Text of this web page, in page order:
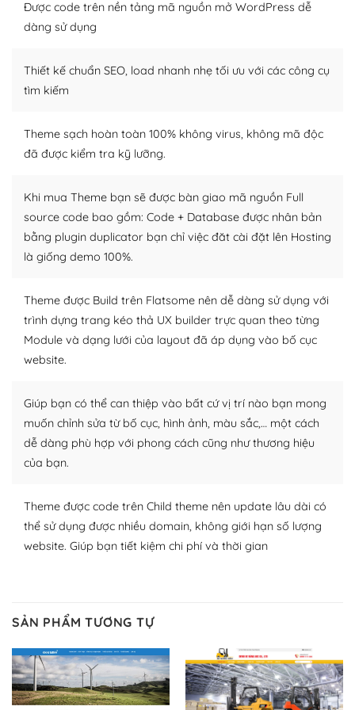
thiết kế tốt, bạn có thể tự sửa đổi. Nếu không bạn có thể
tìm kiếm chúng trên Internet hoặc nhờ chuyên gia.
– Sở hữu một cộng đồng lớn, sẵn sàng hỗ trợ
khổng lồ được kiểm duyệt bởi các nhân viên và những
người cuồng tín WordPress.
Nếu bạn gặp khó khăn, bạn có thể lên mạng và tìm
kiếm những cộng đồng WordPress, họ sẽ giúp bạn trả
lời, giải đáp vấn đề của bạn.
Cộng đồng sử dụng WordPress sẵn sàng hỗ trợ bạn
– Đa dạng plugin và themes
Plugin mở rộng là thành phần cài đặt thêm vào
WordPress để tăng thêm các tính năng cần thiết. Có
nhiều plugin trả phí hoặc miễn phí.
Nhờ lượng người dùng đông đảo, thư viện themes và
plugin của WordPress rất phong phú. Bạn có thể thỏa
thích chọn lựa plugin và themes phù hợp cho mục đích
lập website của mình.
– Dễ sử dụng
Với mọi Hosting bất kỳ thì WordPress đều có thể dễ
Và bạn có toàn quyền tự do khi quyết định nơi lưu trữ
trang web WordPress của bạn.
Dễ dàng lựa chọn Hosting cho website WordPress
Được code trên nền tảng mã nguồn mở WordPress dễ
dàng sử dụng
Thiết kế chuẩn SEO, load nhanh nhẹ tối ưu với các công cụ
tìm kiếm
Theme sạch hoàn toàn 100% không virus, không mã độc
đã được kiểm tra kỹ lưỡng.
Khi mua Theme bạn sẽ được bàn giao mã nguồn Full
source code bao gồm: Code + Database được nhân bản
bằng plugin duplicator bạn chỉ việc đăt cài đặt lên Hosting
là giống demo 100%.
Theme được Build trên Flatsome nên dễ dàng sử dụng với
trình dựng trang kéo thả UX builder trực quan theo từng
Module và dạng lưới của layout đã áp dụng vào bố cục
website.
Giúp bạn có thể can thiệp vào bất cứ vị trí nào bạn mong
muốn chỉnh sửa từ bố cục, hình ảnh, màu sắc,… một cách
dễ dàng phù hợp với phong cách cũng như thương hiệu
của bạn.
Theme được code trên Child theme nên update lâu dài có
thể sử dụng được nhiều domain, không giới hạn số lượng
website. Giúp bạn tiết kiệm chi phí và thời gian
SẢN PHẨM TƯƠNG TỰ